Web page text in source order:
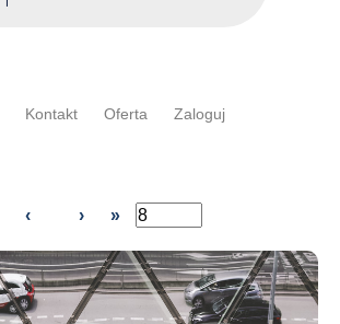
Kontakt Oferta Zaloguj
‹ › »